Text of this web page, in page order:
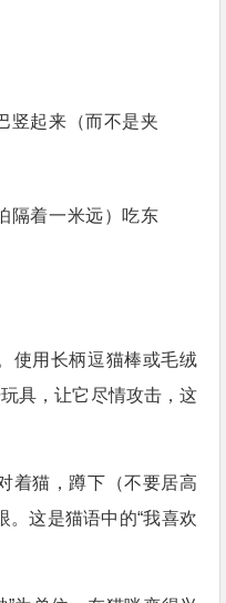
竖起来（而不是夹
隔着一米远）吃东
使用长柄逗猫棒或毛绒
具，让它尽情攻击，这
着猫，蹲下（不要居高
。这是猫语中的“我喜欢